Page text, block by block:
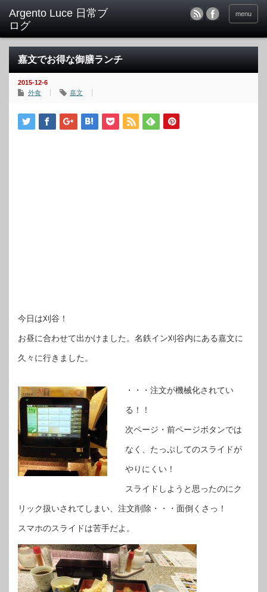
menu
嘉文でお得な御膳ランチ
2015-12-6
外食
嘉文
今日は刈谷！
お昼に合わせて出かけました。名鉄イン刈谷内にある嘉文に
久々に行きました。
・・・注文が機械化されてい
る！！
次ページ・前ページボタンでは
なく、たっぷしてのスライドが
やりにくい！
スライドしようと思ったのにク
リック扱いされてしまい、注文削除・・・面倒くさっ！
スマホのスライドは苦手だよ。